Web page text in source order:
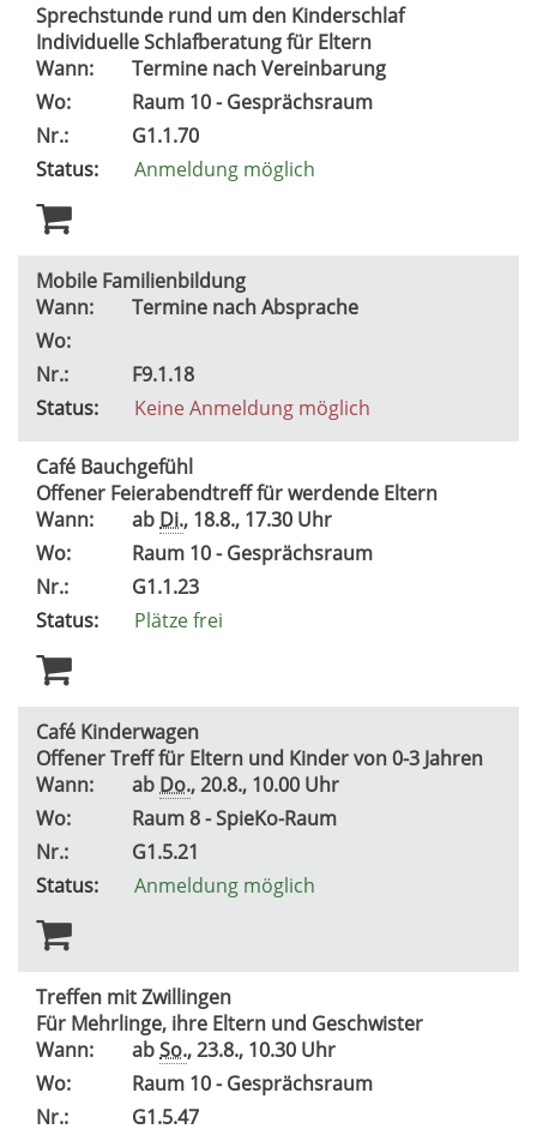
Sprechstunde rund um den Kinderschlaf
Individuelle Schlafberatung für Eltern
Wann:
Termine nach Vereinbarung
Wo:
Raum 10 - Gesprächsraum
Nr.:
G1.1.70
Status:
Anmeldung möglich
Mobile Familienbildung
Wann:
Termine nach Absprache
Wo:
Nr.:
F9.1.18
Status:
Keine Anmeldung möglich
Café Bauchgefühl
Offener Feierabendtreff für werdende Eltern
Wann:
ab Di., 18.8., 17.30 Uhr
Wo:
Raum 10 - Gesprächsraum
Nr.:
G1.1.23
Status:
Plätze frei
Café Kinderwagen
Offener Treff für Eltern und Kinder von 0-3 Jahren
Wann:
ab Do., 20.8., 10.00 Uhr
Wo:
Raum 8 - SpieKo-Raum
Nr.:
G1.5.21
Status:
Anmeldung möglich
Treffen mit Zwillingen
Für Mehrlinge, ihre Eltern und Geschwister
Wann:
abSo., 23.8., 10.30 Uhr
Wo:
Raum 10 - Gesprächsraum
Nr.:
G1.5.47